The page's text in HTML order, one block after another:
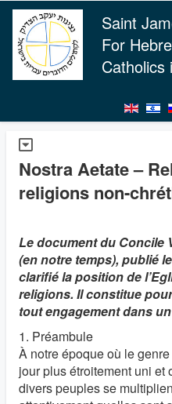
Saint
For
Catholics
Nostra Aetate –
religions non-
Le document du Concile
(en notre temps), publié
clarifié la position de
religions. Il constitue
tout engagement dans
1. Préambule
À notre époque où le
jour plus étroitement uni et
divers peuples se